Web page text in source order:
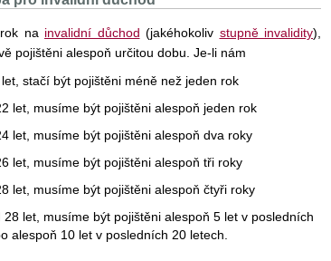
na invalidní důchod (jakéhokoliv stupně invalidity),
pojištěni alespoň určitou dobu. Je-li nám
stačí být pojištěni méně než jeden rok
let, musíme být pojištěni alespoň jeden rok
let, musíme být pojištěni alespoň dva roky
let, musíme být pojištěni alespoň tři roky
let, musíme být pojištěni alespoň čtyři roky
28 let, musíme být pojištěni alespoň 5 let v posledních
alespoň 10 let v posledních 20 letech.